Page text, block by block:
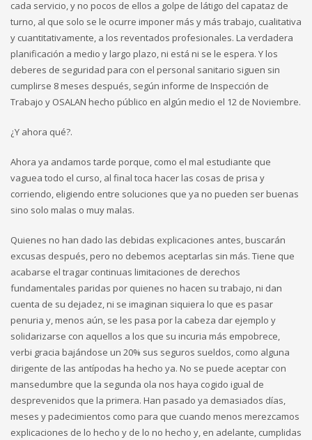
cada servicio, y no pocos de ellos a golpe de látigo del capataz de
turno, al que solo se le ocurre imponer más y más trabajo, cualitativa
y cuantitativamente, a los reventados profesionales. La verdadera
planificación a medio y largo plazo, ni está ni se le espera. Y los
deberes de seguridad para con el personal sanitario siguen sin
cumplirse 8 meses después, según informe de Inspección de
Trabajo y OSALAN hecho público en algún medio el 12 de Noviembre.
¿Y ahora qué?.
Ahora ya andamos tarde porque, como el mal estudiante que
vaguea todo el curso, al final toca hacer las cosas de prisa y
corriendo, eligiendo entre soluciones que ya no pueden ser buenas
sino solo malas o muy malas.
Quienes no han dado las debidas explicaciones antes, buscarán
excusas después, pero no debemos aceptarlas sin más. Tiene que
acabarse el tragar continuas limitaciones de derechos
fundamentales paridas por quienes no hacen su trabajo, ni dan
cuenta de su dejadez, ni se imaginan siquiera lo que es pasar
penuria y, menos aún, se les pasa por la cabeza dar ejemplo y
solidarizarse con aquellos a los que su incuria más empobrece,
verbi gracia bajándose un 20% sus seguros sueldos, como alguna
dirigente de las antípodas ha hecho ya. No se puede aceptar con
mansedumbre que la segunda ola nos haya cogido igual de
desprevenidos que la primera. Han pasado ya demasiados días,
meses y padecimientos como para que cuando menos merezcamos
explicaciones de lo hecho y de lo no hecho y, en adelante, cumplidas